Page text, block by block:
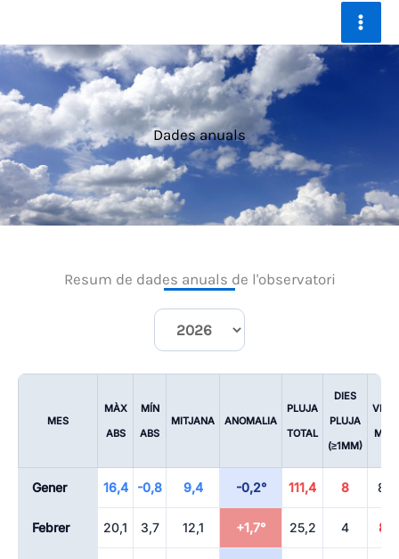
contenido
Dades anuals
Resum de dades anuals de l'observatori
MES
MÀX
ABS
MÍN
ABS
MITJANA ANOMALIA
PLUJA
TOTAL
DIES
PLUJA
(≥1MM)
VENT
MÀX
Gener 16,4 -0,8 9,4 -0,2° 111,4 8 82
Febrer 20,1 3,7 12,1 +1,7° 25,2 4 85